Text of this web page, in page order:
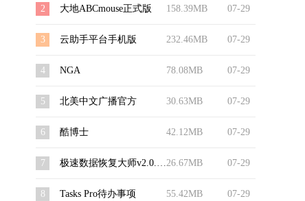
07-29
158.39MB
2 大地ABCmouse正式版
07-29
232.46MB
3 云助手平台手机版
07-29
78.08MB
4 NGA
07-29
30.63MB
5 北美中文广播官方
07-29
42.12MB
6 酷博士
07-29
26.67MB
7 极速数据恢复大师v2.0.0安卓版
07-29
55.42MB
8 Tasks Pro待办事项